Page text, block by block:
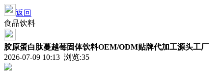
返回
食品饮料
胶原蛋白肽蔓越莓固体饮料OEM/ODM贴牌代加工源头工厂
2026-07-09 10:13 浏览:35